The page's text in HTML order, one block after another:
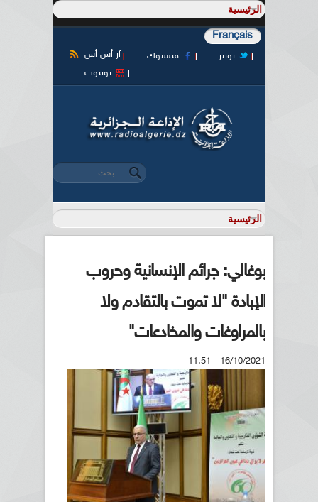
Français
آر أس أس فيسبوك
تويتر
يوتيوب
استمارة البحث
‏بحث ‏
بوغالي: جرائم الإنسانية وحروب
الإبادة "لا تموت بالتقادم ولا
بالمراوغات والمخادعات"
16/10/2021 - 11:51